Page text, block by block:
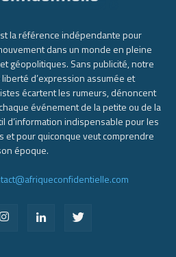
la référence indépendante pour
dans un monde en pleine
géopolitiques. Sans publicité, notre
d’expression assumée et
écartent les rumeurs, dénoncent
événement de la petite ou de la
d’information indispensable pour les
et pour quiconque veut comprendre
époque.